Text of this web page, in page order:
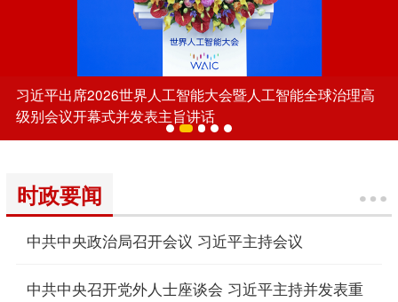
习近平出席2026世界人工智能大会暨人工智能全球治理高
级别会议开幕式并发表主旨讲话
时政要闻
中共中央政治局召开会议 习近平主持会议
中共中央召开党外人士座谈会 习近平主持并发表重